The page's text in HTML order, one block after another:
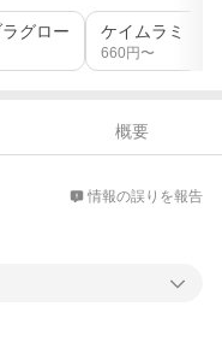
グロー ケイムラミドキ
660 円〜
概要
情報の誤りを報告